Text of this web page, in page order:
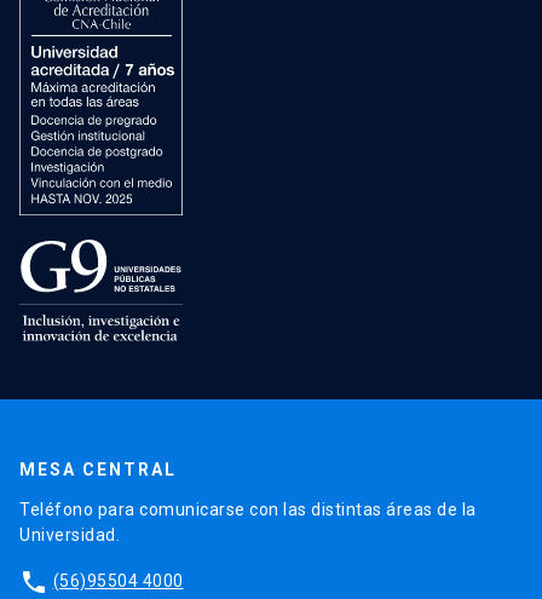
MESA CENTRAL
Teléfono para comunicarse con las distintas áreas de la
Universidad.
phone (56)95504 4000